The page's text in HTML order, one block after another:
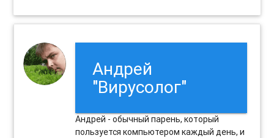
Андрей
"Вирусолог"
Андрей - обычный парень, который
пользуется компьютером каждый день, и